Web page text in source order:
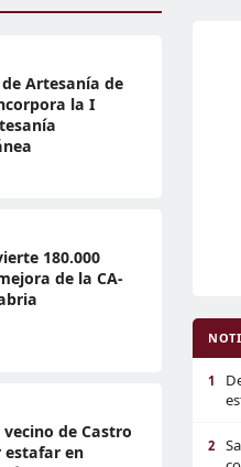
Artesanía de
la I
180.000
de la CA-
de Castro
estafar en
1
2